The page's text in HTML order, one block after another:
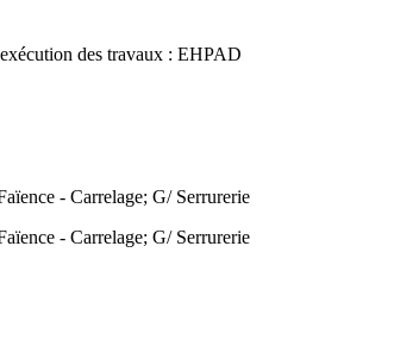
des travaux : EHPAD
- Carrelage; G/ Serrurerie
- Carrelage; G/ Serrurerie